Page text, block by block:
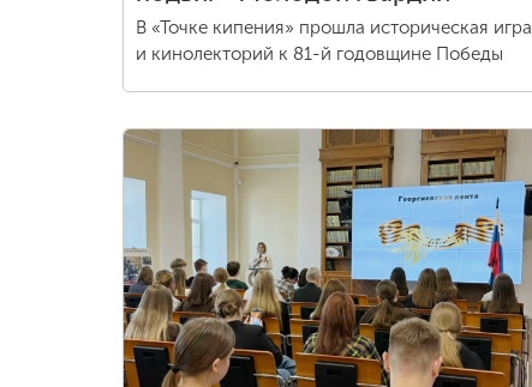
В «Точке кипения» прошла историческая игра
и кинолекторий к 81-й годовщине Победы